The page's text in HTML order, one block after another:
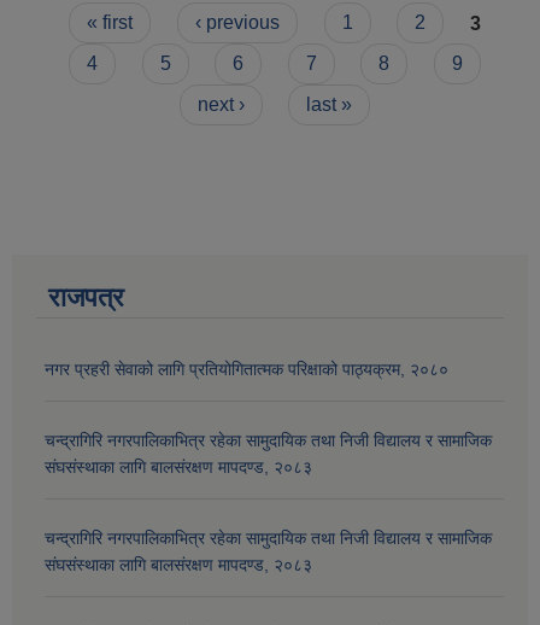
Pages
« first ‹ previous 1 2
3
4
5 6 7 8
9
next ›
last »
राजपत्र
नगर प्रहरी सेवाको लागि प्रतियोगितात्मक परिक्षाको पाठ्यक्रम, २०८०
चन्द्रागिरि नगरपालिकाभित्र रहेका सामुदायिक तथा निजी विद्यालय र सामाजिक
संघसंस्थाका लागि बालसंरक्षण मापदण्ड, २०८३
चन्द्रागिरि नगरपालिकाभित्र रहेका सामुदायिक तथा निजी विद्यालय र सामाजिक
संघसंस्थाका लागि बालसंरक्षण मापदण्ड, २०८३